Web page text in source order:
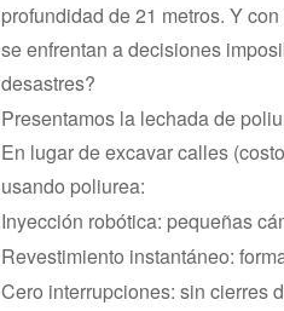
profundidad de 21 metros. Y
se enfrentan a decisiones
desastres?
Presentamos la lechada de
En lugar de excavar calles
usando poliurea:
Inyección robótica: pequeñas
Revestimiento instantáneo:
Cero interrupciones: sin cierres